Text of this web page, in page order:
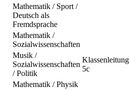
Mathematik / Sport /
Deutsch als
Fremdsprache
Mathematik /
Sozialwissenschaften
Musik /
Sozialwissenschaften
/ Politik
Klassenleitung
5c
Mathematik / Physik